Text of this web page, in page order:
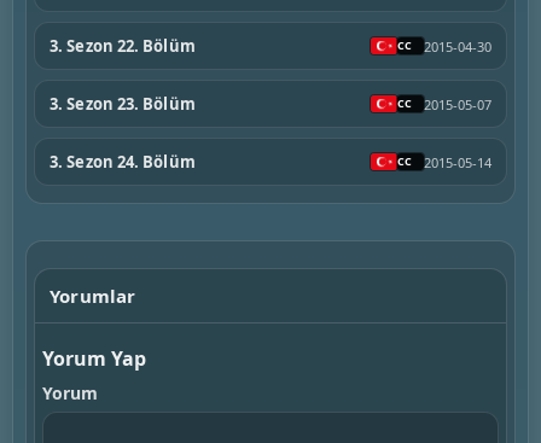
3. Sezon 22. Bölüm 2015-04-30
3. Sezon 23. Bölüm 2015-05-07
3. Sezon 24. Bölüm 2015-05-14
Yorumlar
Yorum Yap
Yorum